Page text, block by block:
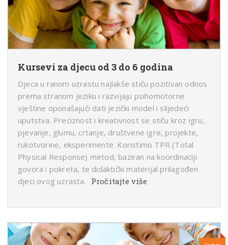
Kursevi za djecu od 3 do 6 godina
Djeca u ranom uzrastu najlakše stiču pozitivan odnos
prema stranom jeziku i razvijaju psihomotorne
vještine oponašajući dati jezički model i slijedeći
uputstva. Preciznost i kreativnost se stiču kroz igru,
pjevanje, glumu, crtanje, društvene igre, projekte,
rukotvorine, eksperimente. Koristimo TPR (Total
Physical Response) metod, baziran na koordinaciji
govora i pokreta, te didaktički materijal prilagođen
djeci ovog uzrasta. Pročitajte više